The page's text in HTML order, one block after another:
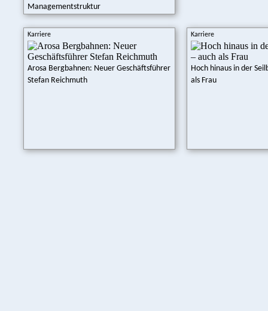
Managementstruktur
Karriere
Arosa Bergbahnen: Neuer Geschäftsführer
Stefan Reichmuth
Karriere
Hoch hinaus in der
als Frau